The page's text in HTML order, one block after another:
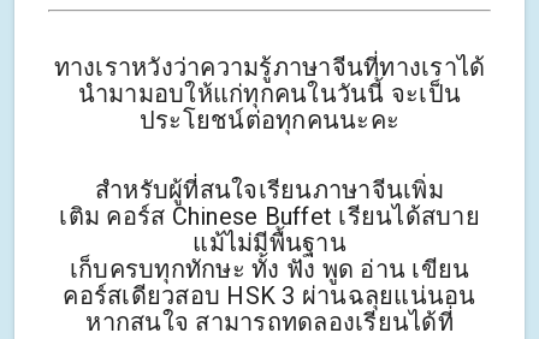
ทางเราหวังว่าความรู้ภาษาจีนที่ทางเราได้
นำมามอบให้แก่ทุกคนในวันนี้ จะเป็น
ประโยชน์ต่อทุกคนนะคะ
สำหรับผู้ที่สนใจเรียนภาษาจีนเพิ่ม
เติม คอร์ส Chinese Buffet เรียนได้สบาย
แม้ไม่มีพื้นฐาน
เก็บครบทุกทักษะ ทั้ง ฟัง พูด อ่าน เขียน
คอร์สเดียวสอบ HSK 3 ผ่านฉลุยแน่นอน
หากสนใจ สามารถทดลองเรียนได้ที่